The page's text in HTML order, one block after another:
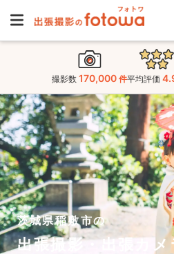
撮影数 170,000 件平均評価
茨城県稲敷市の
出張撮影・出張カ